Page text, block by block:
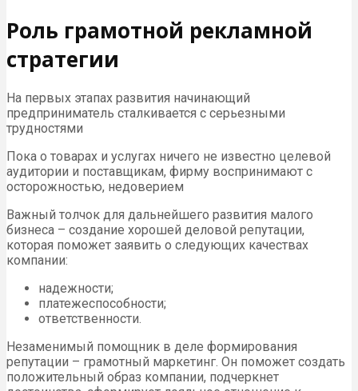
Роль грамотной рекламной
стратегии
На первых этапах развития начинающий
предприниматель сталкивается с серьезными
трудностями
Пока о товарах и услугах ничего не известно целевой
аудитории и поставщикам, фирму воспринимают с
осторожностью, недоверием
Важный толчок для дальнейшего развития малого
бизнеса – создание хорошей деловой репутации,
которая поможет заявить о следующих качествах
компании:
надежности;
платежеспособности;
ответственности.
Незаменимый помощник в деле формирования
репутации – грамотный маркетинг. Он поможет создать
положительный образ компании, подчеркнет